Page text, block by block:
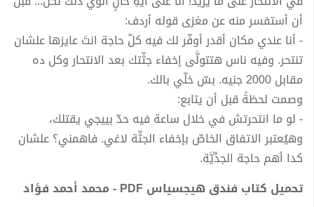
أن أستفسر منه عن مغزى قوله أردف:
- أنا عندي مكان أقدر أوفّر لك فيه كلّ حاجة انتَ عايزها علشان
تنتحر. وفيه ناس هتتولَّى إخفاء جثّتك بعد الانتحار وكل ده
مقابل 2000 جنيه. بسّ خلّي بالك.
وصمت لحظةً قبل أن يتابع:
- لو ما انتحرتش في خلال ساعة فيه حدّ بييجي يقتلك،
وهيُعتبر الاتفاق الخاصّ بإخفاء الجثّة لاغي. فاهمني؟ علشان
كدا أهم حاجة الجدِّيَّة.
تحميل كتاب فندق هيجسياس PDF - محمد أحمد فؤاد